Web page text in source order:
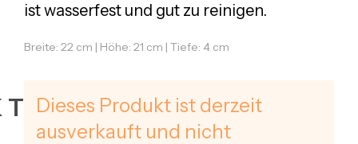
ist wasserfest und gut zu reinigen.
Breite: 22 cm | Höhe: 21 cm | Tiefe: 4 cm
Dieses Produkt ist derzeit
ausverkauft und nicht